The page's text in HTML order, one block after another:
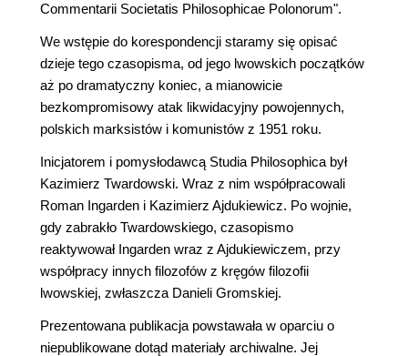
Commentarii Societatis Philosophicae Polonorum".
We wstępie do korespondencji staramy się opisać
dzieje tego czasopisma, od jego lwowskich początków
aż po dramatyczny koniec, a mianowicie
bezkompromisowy atak likwidacyjny powojennych,
polskich marksistów i komunistów z 1951 roku.
Inicjatorem i pomysłodawcą Studia Philosophica był
Kazimierz Twardowski. Wraz z nim współpracowali
Roman Ingarden i Kazimierz Ajdukiewicz. Po wojnie,
gdy zabrakło Twardowskiego, czasopismo
reaktywował Ingarden wraz z Ajdukiewiczem, przy
współpracy innych filozofów z kręgów filozofii
lwowskiej, zwłaszcza Danieli Gromskiej.
Prezentowana publikacja powstawała w oparciu o
niepublikowane dotąd materiały archiwalne. Jej